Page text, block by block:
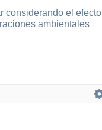
considerando el efecto
ambientales